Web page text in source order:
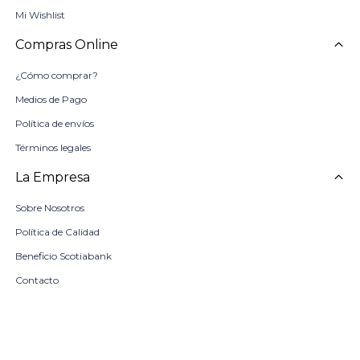
Mi Wishlist
Compras Online
¿Cómo comprar?
Medios de Pago
Política de envíos
Términos legales
La Empresa
Sobre Nosotros
Política de Calidad
Beneficio Scotiabank
Contacto